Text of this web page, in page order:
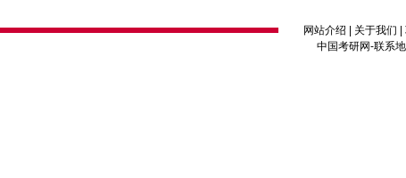
网站介绍 关于我们
中国考研网-联系